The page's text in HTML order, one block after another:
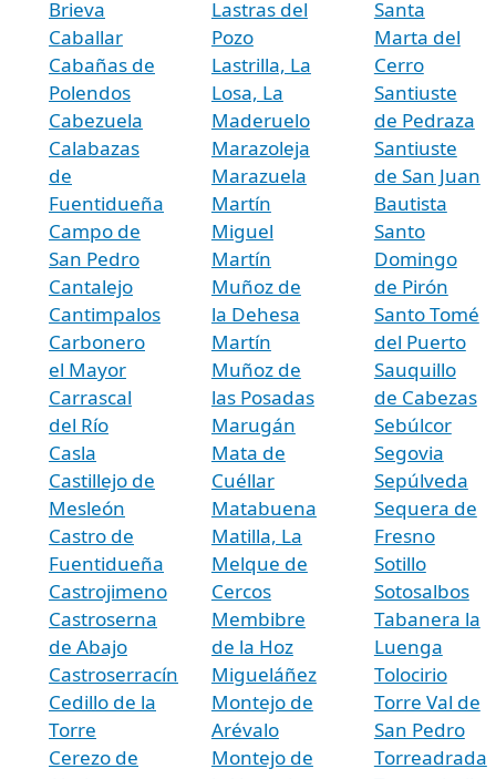
Brieva
Caballar
Cabañas de
Polendos
Cabezuela
Calabazas
de
Fuentidueña
Campo de
San Pedro
Cantalejo
Cantimpalos
Carbonero
el Mayor
Carrascal
del Río
Casla
Castillejo de
Mesleón
Castro de
Fuentidueña
Castrojimeno
Castroserna
de Abajo
Castroserracín
Cedillo de la
Torre
Cerezo de
Lastras del
Pozo
Lastrilla, La
Losa, La
Maderuelo
Marazoleja
Marazuela
Martín
Miguel
Martín
Muñoz de
la Dehesa
Martín
Muñoz de
las Posadas
Marugán
Mata de
Cuéllar
Matabuena
Matilla, La
Melque de
Cercos
Membibre
de la Hoz
Migueláñez
Montejo de
Arévalo
Montejo de
Santa
Marta del
Cerro
Santiuste
de Pedraza
Santiuste
de San Juan
Bautista
Santo
Domingo
de Pirón
Santo Tomé
del Puerto
Sauquillo
de Cabezas
Sebúlcor
Segovia
Sepúlveda
Sequera de
Fresno
Sotillo
Sotosalbos
Tabanera la
Luenga
Tolocirio
Torre Val de
San Pedro
Torreadrada